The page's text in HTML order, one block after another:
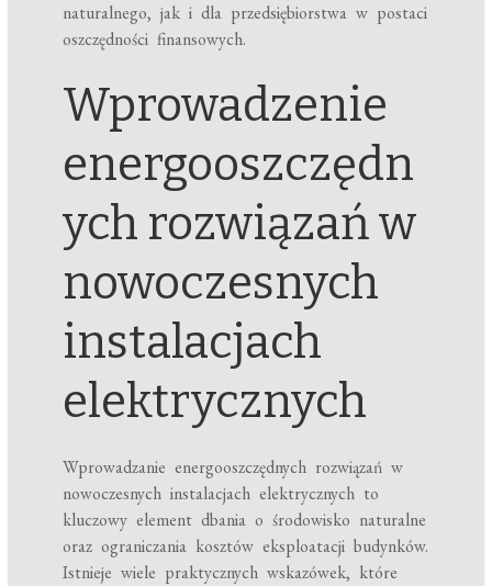
naturalnego, jak i dla przedsiębiorstwa w postaci
oszczędności finansowych.
Wprowadzenie
energooszczędn
ych rozwiązań w
nowoczesnych
instalacjach
elektrycznych
Wprowadzanie energooszczędnych rozwiązań w
nowoczesnych instalacjach elektrycznych to
kluczowy element dbania o środowisko naturalne
oraz ograniczania kosztów eksploatacji budynków.
Istnieje wiele praktycznych wskazówek, które